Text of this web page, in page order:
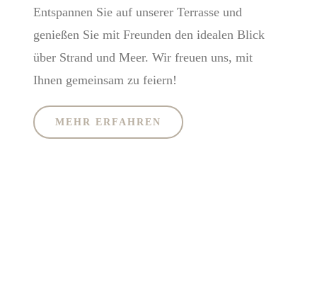
Entspannen Sie auf unserer Terrasse und
genießen Sie mit Freunden den idealen Blick
über Strand und Meer. Wir freuen uns, mit
Ihnen gemeinsam zu feiern!
MEHR ERFAHREN